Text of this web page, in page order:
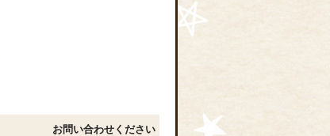
お問い合わせください